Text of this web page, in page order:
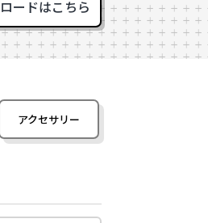
ードはこちら
アクセサリー